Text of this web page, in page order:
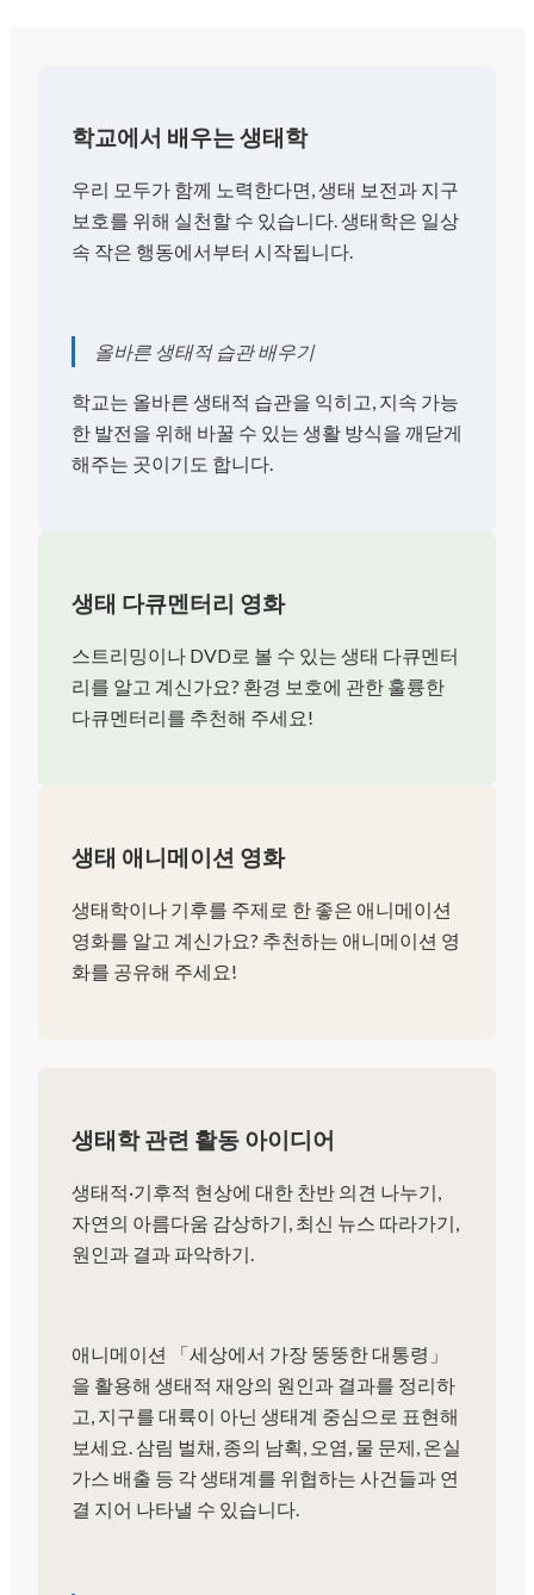
학교에서 배우는 생태학
우리 모두가 함께 노력한다면, 생태 보전과 지구
보호를 위해 실천할 수 있습니다. 생태학은 일상
속 작은 행동에서부터 시작됩니다.
올바른 생태적 습관 배우기
학교는 올바른 생태적 습관을 익히고, 지속 가능
한 발전을 위해 바꿀 수 있는 생활 방식을 깨닫게
해주는 곳이기도 합니다.
생태 다큐멘터리 영화
스트리밍이나 DVD로 볼 수 있는 생태 다큐멘터
리를 알고 계신가요? 환경 보호에 관한 훌륭한
다큐멘터리를 추천해 주세요!
생태 애니메이션 영화
생태학이나 기후를 주제로 한 좋은 애니메이션
영화를 알고 계신가요? 추천하는 애니메이션 영
화를 공유해 주세요!
생태학 관련 활동 아이디어
생태적·기후적 현상에 대한 찬반 의견 나누기,
자연의 아름다움 감상하기, 최신 뉴스 따라가기,
원인과 결과 파악하기.
애니메이션 「세상에서 가장 뚱뚱한 대통령」
을 활용해 생태적 재앙의 원인과 결과를 정리하
고, 지구를 대륙이 아닌 생태계 중심으로 표현해
보세요. 삼림 벌채, 종의 남획, 오염, 물 문제, 온실
가스 배출 등 각 생태계를 위협하는 사건들과 연
결 지어 나타낼 수 있습니다.